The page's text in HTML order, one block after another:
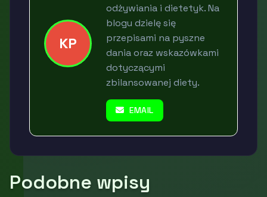
KP
odżywiania i dietetyk. Na
blogu dzielę się
przepisami na pyszne
dania oraz wskazówkami
dotyczącymi
zbilansowanej diety.
EMAIL
Podobne wpisy